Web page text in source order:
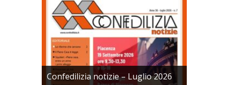
Confedilizia notizie – Luglio 2026